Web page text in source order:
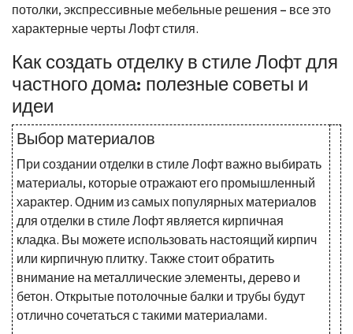
потолки, экспрессивные мебельные решения – все это
характерные черты Лофт стиля.
Как создать отделку в стиле Лофт для
частного дома: полезные советы и
идеи
Выбор материалов
При создании отделки в стиле Лофт важно выбирать
материалы, которые отражают его промышленный
характер. Одним из самых популярных материалов
для отделки в стиле Лофт является кирпичная
кладка. Вы можете использовать настоящий кирпич
или кирпичную плитку. Также стоит обратить
внимание на металлические элементы, дерево и
бетон. Открытые потолочные балки и трубы будут
отлично сочетаться с такими материалами.